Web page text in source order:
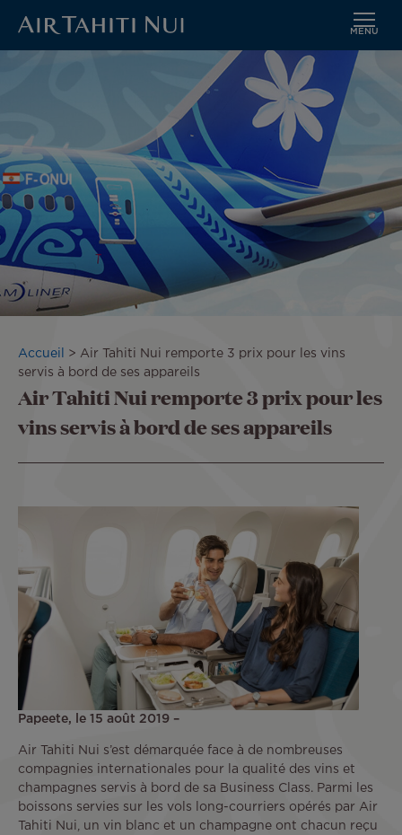
MENU
Fil
d'Ariane
Accueil
Air Tahiti Nui remporte 3 prix pour les vins
servis à bord de ses appareils
Air Tahiti Nui remporte 3 prix pour les
vins servis à bord de ses appareils
Papeete, le 15 août 2019 –
Air Tahiti Nui s’est démarquée face à de nombreuses
compagnies internationales pour la qualité des vins et
champagnes servis à bord de sa Business Class. Parmi les
boissons servies sur les vols long-courriers opérés par Air
Tahiti Nui, un vin blanc et un champagne ont chacun reçu